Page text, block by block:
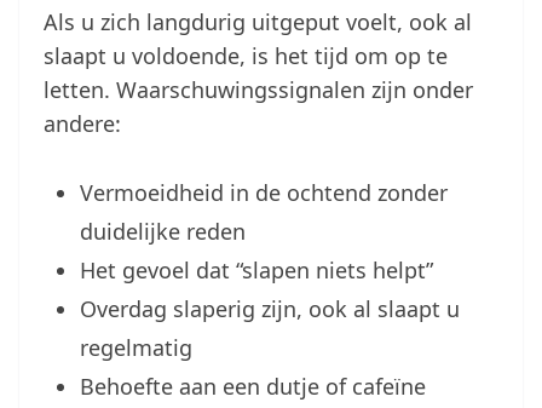
Als u zich langdurig uitgeput voelt, ook al
slaapt u voldoende, is het tijd om op te
letten. Waarschuwingssignalen zijn onder
andere:
Vermoeidheid in de ochtend zonder
duidelijke reden
Het gevoel dat “slapen niets helpt”
Overdag slaperig zijn, ook al slaapt u
regelmatig
Behoefte aan een dutje of cafeïne